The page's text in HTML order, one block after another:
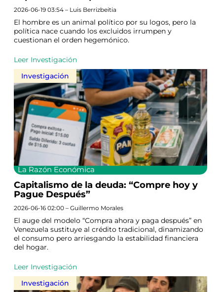
2026-06-19 03:54 – Luis Berrizbeitia
El hombre es un animal político por su logos, pero la
política nace cuando los excluidos irrumpen y
cuestionan el orden hegemónico.
Leer Investigación
Investigación
La Razón Económica
Capitalismo de la deuda: “Compre hoy y
Pague Después”
2026-06-16 02:00 – Guillermo Morales
El auge del modelo “Compra ahora y paga después” en
Venezuela sustituye al crédito tradicional, dinamizando
el consumo pero arriesgando la estabilidad financiera
del hogar.
Leer Investigación
Investigación